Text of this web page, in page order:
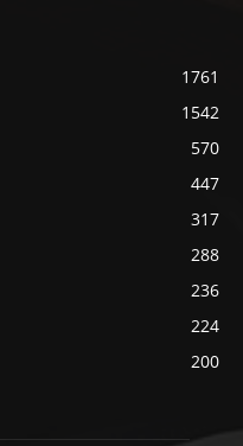
1761
1542
570
447
317
288
236
224
200